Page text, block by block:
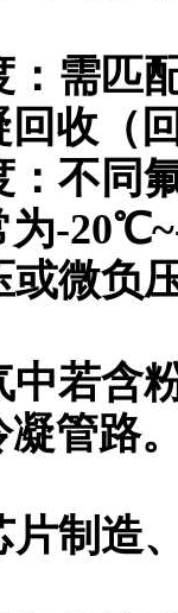
需匹
收（
不同
为-
微负
若含
凝管路
制造